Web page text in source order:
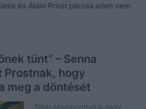
és Alain Prost párosa ellen nem